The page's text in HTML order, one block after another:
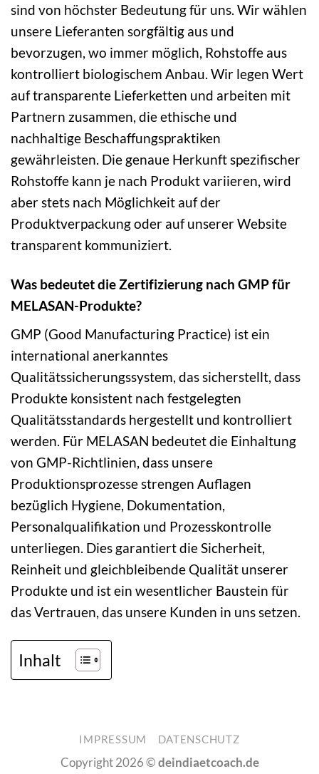
sind von höchster Bedeutung für uns. Wir wählen
unsere Lieferanten sorgfältig aus und
bevorzugen, wo immer möglich, Rohstoffe aus
kontrolliert biologischem Anbau. Wir legen Wert
auf transparente Lieferketten und arbeiten mit
Partnern zusammen, die ethische und
nachhaltige Beschaffungspraktiken
gewährleisten. Die genaue Herkunft spezifischer
Rohstoffe kann je nach Produkt variieren, wird
aber stets nach Möglichkeit auf der
Produktverpackung oder auf unserer Website
transparent kommuniziert.
Was bedeutet die Zertifizierung nach GMP für
MELASAN-Produkte?
GMP (Good Manufacturing Practice) ist ein
international anerkanntes
Qualitätssicherungssystem, das sicherstellt, dass
Produkte konsistent nach festgelegten
Qualitätsstandards hergestellt und kontrolliert
werden. Für MELASAN bedeutet die Einhaltung
von GMP-Richtlinien, dass unsere
Produktionsprozesse strengen Auflagen
bezüglich Hygiene, Dokumentation,
Personalqualifikation und Prozesskontrolle
unterliegen. Dies garantiert die Sicherheit,
Reinheit und gleichbleibende Qualität unserer
Produkte und ist ein wesentlicher Baustein für
das Vertrauen, das unsere Kunden in uns setzen.
Inhalt
IMPRESSUM DATENSCHUTZ
Copyright 2026 ©deindiaetcoach.de